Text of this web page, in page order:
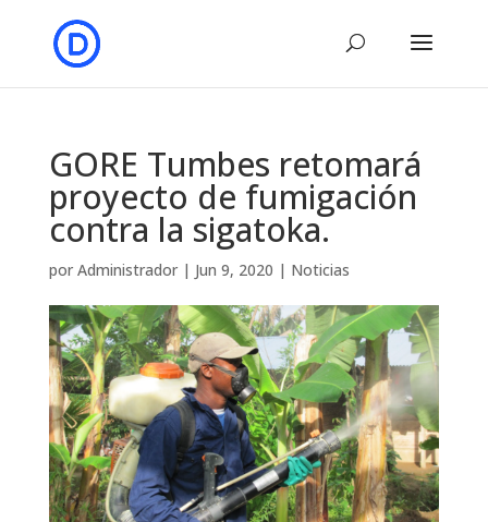
GORE Tumbes retomará
proyecto de fumigación
contra la sigatoka.
por Administrador| Jun 9, 2020 | Noticias